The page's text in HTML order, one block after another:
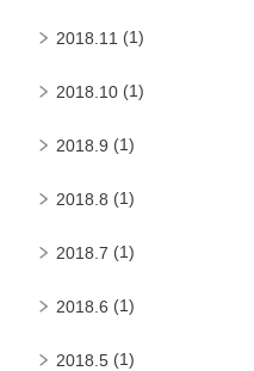
2018.11 (1)
2018.10 (1)
2018.9 (1)
2018.8 (1)
2018.7 (1)
2018.6 (1)
2018.5 (1)